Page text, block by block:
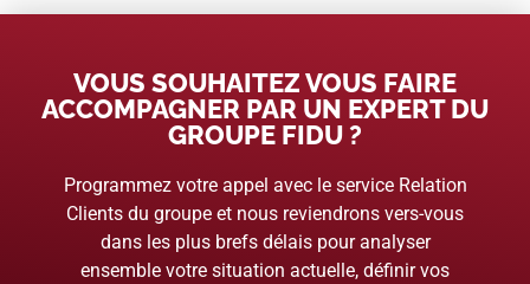
VOUS SOUHAITEZ VOUS FAIRE
ACCOMPAGNER PAR UN EXPERT DU
GROUPE FIDU ?
Programmez votre appel avec le service Relation
Clients du groupe et nous reviendrons vers-vous
dans les plus brefs délais pour analyser
ensemble votre situation actuelle, définir vos